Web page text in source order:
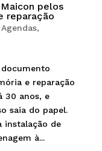
pelos
reparação
Agendas,
documento
e reparação
30 anos, e
saia do papel.
instalação de
à...